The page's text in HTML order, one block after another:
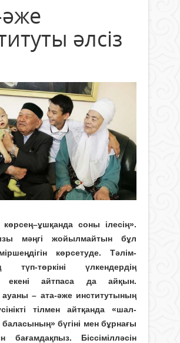
әлсіз
соны ілесің».
мәңгі жойылмайтын бұл
көрсетуде. Тәлім-
түп-төркіні үлкендердің
екені айтпаса да айқын.
– ата-әже институтының
тілмен айтқанда «шал-
баласының» бүгіні мен бұрнағы
бағамдақпыз. Біссімілләсін